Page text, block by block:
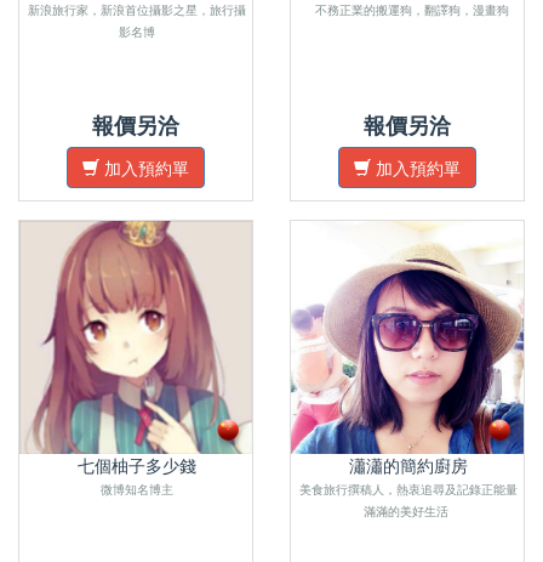
新浪旅行家，新浪首位攝影之星，旅行攝
影名博
報價另洽
加入預約單
不務正業的搬運狗，翻譯狗，漫畫狗
報價另洽
加入預約單
七個柚子多少錢
微博知名博主
瀟瀟的簡約廚房
美食旅行撰稿人，熱衷追尋及記錄正能量
滿滿的美好生活